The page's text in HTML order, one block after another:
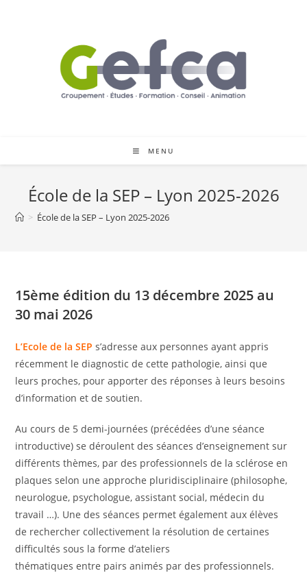
MENU
École de la SEP – Lyon 2025-2026
> École de la SEP – Lyon 2025-2026
15ème édition du 13 décembre 2025 au
30 mai 2026
L’Ecole de la SEP s’adresse aux personnes ayant appris
récemment le diagnostic de cette pathologie, ainsi que
leurs proches, pour apporter des réponses à leurs besoins
d’information et de soutien.
Au cours de 5 demi-journées (précédées d’une séance
introductive) se déroulent des séances d’enseignement sur
différents thèmes, par des professionnels de la sclérose en
plaques selon une approche pluridisciplinaire (philosophe,
neurologue, psychologue, assistant social, médecin du
travail …). Une des séances permet également aux élèves
de rechercher collectivement la résolution de certaines
difficultés sous la forme d’ateliers
thématiques entre pairs animés par des professionnels.